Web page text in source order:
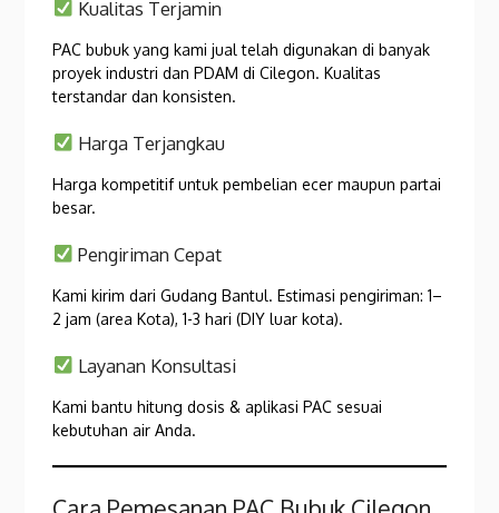
Kualitas Terjamin
PAC bubuk yang kami jual telah digunakan di banyak
proyek industri dan PDAM di Cilegon. Kualitas
terstandar dan konsisten.
Harga Terjangkau
Harga kompetitif untuk pembelian ecer maupun partai
besar.
Pengiriman Cepat
Kami kirim dari Gudang Bantul. Estimasi pengiriman: 1–
2 jam (area Kota), 1-3 hari (DIY luar kota).
Layanan Konsultasi
Kami bantu hitung dosis & aplikasi PAC sesuai
kebutuhan air Anda.